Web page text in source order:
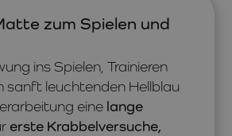
zum Spielen und
ins Spielen, Trainieren
sanft leuchtenden Hellblau
eine lange
erste Krabbelversuche,